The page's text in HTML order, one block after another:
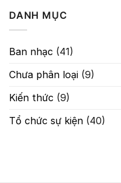
DANH MỤC
Ban nhạc (41)
Chưa phân loại (9)
Kiến thức (9)
Tổ chức sự kiện (40)